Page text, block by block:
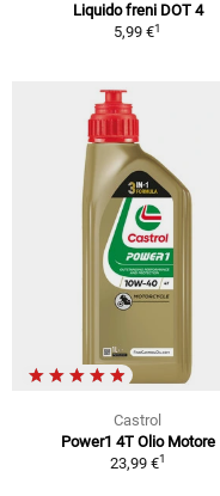
Liquido freni DOT 4
5,99 €1
Castrol
Power1 4T Olio Motore
23,99 €1